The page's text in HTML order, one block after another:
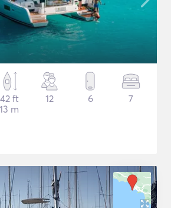
42 ft
13 m
12 6 7